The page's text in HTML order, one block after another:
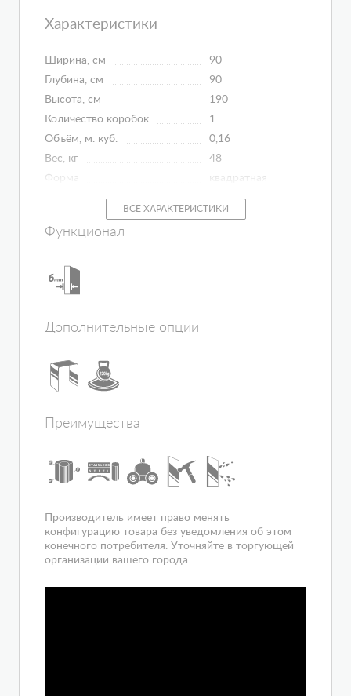
Характеристики
Ширина, см
90
Глубина, см
90
Высота, см
190
Количество коробок
1
Объём, м. куб.
0,16
Вес, кг
48
Форма
квадратная
квадратная
Ширина входа, см
47
Материал профиля
Толщина полотна двери, мм
Количество секций дверей
Ориентация
Вход
Гарантия
ВСЕ ХАРАКТЕРИСТИКИ
Функционал
Дополнительные опции
Преимущества
Производитель имеет право менять
конфигурацию товара без уведомления об этом
конечного потребителя. Уточняйте в торгующей
организации вашего города.